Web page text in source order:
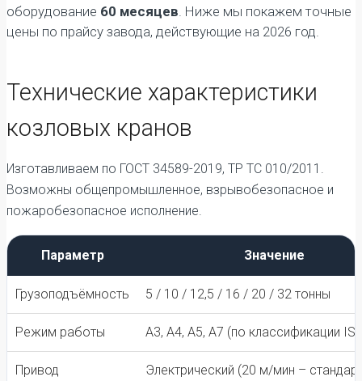
оборудование 60 месяцев . Ниже мы покажем точные
цены по прайсу завода, действующие на 2026 год.
Технические характеристики
козловых кранов
Изготавливаем по ГОСТ 34589-2019, ТР ТС 010/2011.
Возможны общепромышленное, взрывобезопасное и
пожаробезопасное исполнение.
Параметр Значение
Грузоподъёмность 5 / 10 / 12,5 / 16 / 20 / 32 тонны
Режим работы А3, А4, А5, А7 (по классификации
Привод
Электрический (20 м/мин –